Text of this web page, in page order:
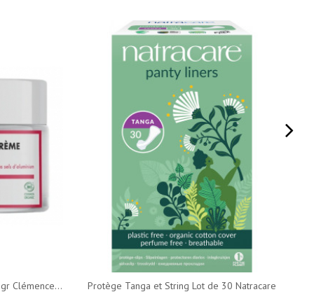
Clémence... Protège Tanga et String Lot de 30 Natracare